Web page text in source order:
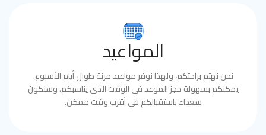
المواعيد
نحن نهتم براحتكم، ولهذا نوفر مواعيد مرنة طوال أيام الأسبوع.
يمكنكم بسهولة حجز الموعد في الوقت الذي يناسبكم، وسنكون
سعداء باستقبالكم في أقرب وقت ممكن.